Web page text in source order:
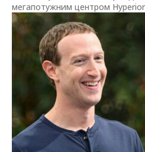
мегапотужним центром